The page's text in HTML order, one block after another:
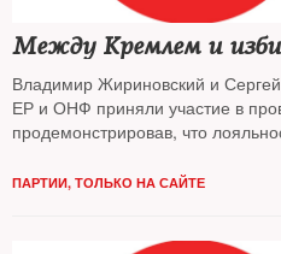
Между Кремлем и
Владимир Жириновский и
ЕР и ОНФ приняли участие в
продемонстрировав, что
привлекать электорат
ПАРТИИ, ТОЛЬКО НА САЙТЕ